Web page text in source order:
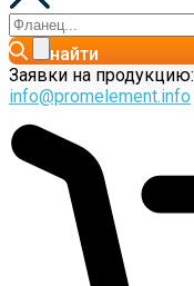
найти
Заявки на продукцию:
info@promelement.info